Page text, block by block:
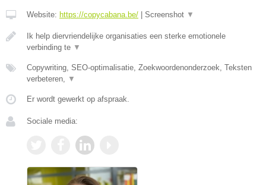
Website: https://copycabana.be/ Screenshot ▼
Ik help diervriendelijke organisaties een sterke emotionele
verbinding te ▼
Copywriting, SEO-optimalisatie, Zoekwoordenonderzoek, Teksten
verbeteren, ▼
Er wordt gewerkt op afspraak.
Sociale media: